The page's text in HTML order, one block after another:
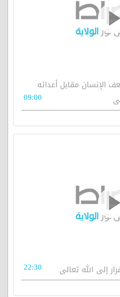
303 - ضعف الإنسان مقابل أعدائه
09:00
22:30